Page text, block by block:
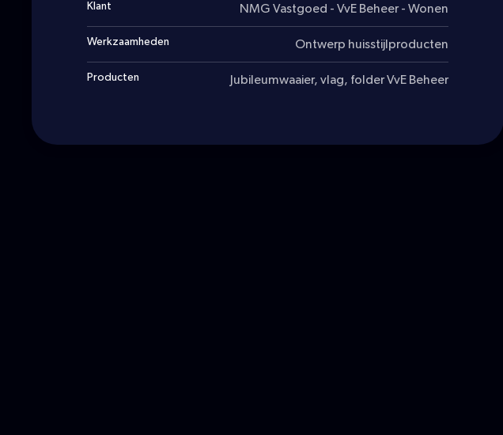
Klant NMG Vastgoed - VvE Beheer - Wonen
Werkzaamheden Ontwerp huisstijlproducten
Producten Jubileumwaaier, vlag, folder VvE Beheer